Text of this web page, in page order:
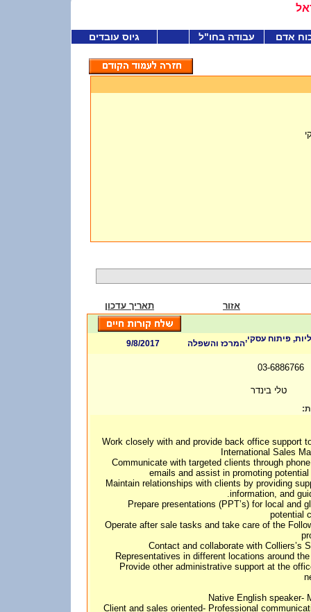
אדם עבודה בחו"ל גיוס עובדים
אזור תאריך עדכון
פיתוח עסקי,המרכז והשפלה 9/8/2017
טלי בינדר
- Work closely with and provide back office support
International Sales
- Communicate with targeted clients through
emails and assist in promoting potential
- Maintain relationships with clients by providing
information, and
- Prepare presentations (PPT’s) for local and
potential
- Operate after sale tasks and take care of the
- Contact and collaborate with Colliers’s
Representatives in different locations around
- Provide other administrative support at the
• Client and sales oriented- Professional